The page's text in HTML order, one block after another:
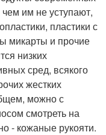
чем им не уступают,
пластики с
микарты и прочие
низких
сред, всякого
жестких
можно с
смотреть на
- кожаные рукояти.